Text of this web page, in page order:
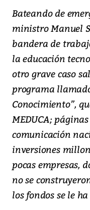
Bateando de
ministro Manuel
bandera de
la educación
otro grave caso
programa
Conocimiento”,
MEDUCA;
comunicación
inversiones
pocas empresas,
no se
los fondos se le